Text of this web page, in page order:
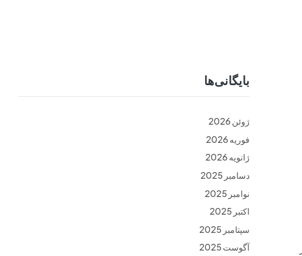
بایگانی‌ها
ژوئن 2026
فوریه 2026
ژانویه 2026
دسامبر 2025
نوامبر 2025
اکتبر 2025
سپتامبر 2025
آگوست 2025